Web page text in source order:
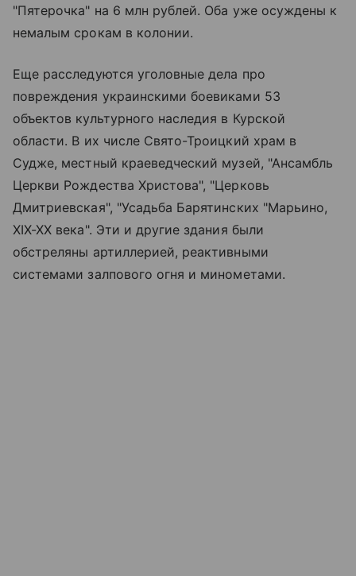
"Пятерочка" на 6 млн рублей. Оба уже осуждены к
немалым срокам в колонии.
Еще расследуются уголовные дела про
повреждения украинскими боевиками 53
объектов культурного наследия в Курской
области. В их числе Свято-Троицкий храм в
Судже, местный краеведческий музей, "Ансамбль
Церкви Рождества Христова", "Церковь
Дмитриевская", "Усадьба Барятинских "Марьино,
XIX-XX века". Эти и другие здания были
обстреляны артиллерией, реактивными
системами залпового огня и минометами.